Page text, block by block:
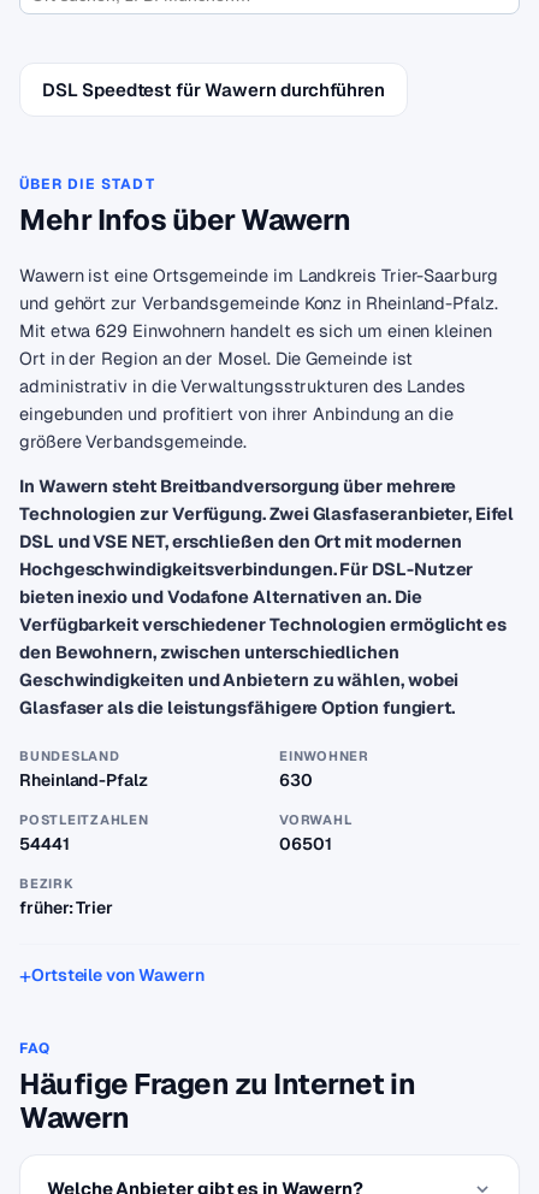
DSL Speedtest für Wawern durchführen
ÜBER DIE STADT
Mehr Infos über Wawern
Wawern ist eine Ortsgemeinde im Landkreis Trier-Saarburg
und gehört zur Verbandsgemeinde Konz in Rheinland-Pfalz.
Mit etwa 629 Einwohnern handelt es sich um einen kleinen
Ort in der Region an der Mosel. Die Gemeinde ist
administrativ in die Verwaltungsstrukturen des Landes
eingebunden und profitiert von ihrer Anbindung an die
größere Verbandsgemeinde.
In Wawern steht Breitbandversorgung über mehrere
Technologien zur Verfügung. Zwei Glasfaseranbieter, Eifel
DSL und VSE NET, erschließen den Ort mit modernen
Hochgeschwindigkeitsverbindungen. Für DSL-Nutzer
bieten inexio und Vodafone Alternativen an. Die
Verfügbarkeit verschiedener Technologien ermöglicht es
den Bewohnern, zwischen unterschiedlichen
Geschwindigkeiten und Anbietern zu wählen, wobei
Glasfaser als die leistungsfähigere Option fungiert.
BUNDESLAND
Rheinland-Pfalz
EINWOHNER
630
POSTLEITZAHLEN
54441
VORWAHL
06501
BEZIRK
früher: Trier
Ortsteile von Wawern
FAQ
Häufige Fragen zu Internet in
Wawern
Welche Anbieter gibt es in Wawern?